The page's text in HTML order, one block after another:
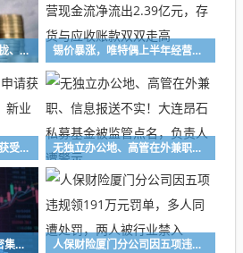
公募权益版图呈现“头部聚拢、中小深耕”格局 百亿级主动权益基金扩容至72只，16家公募主动权益规模突破千亿元 锡价暴涨，唯特偶上半年经营现金流净流出2.39亿元，存货与应收账款双双走高
温州宏丰4.5亿元定增申请获受理：主业高增长背后，新业务仍在亏损爬坡 无独立办公地、高管在外兼职、信息报送不实！大连昂石私募基金被监管点名，负责人遭警示
深市存储产业链相关公司密集释放积极信号，业界看好行业高景气度持续性 人保财险厦门分公司因五项违规领191万元罚单，多人同遭处罚，两人被行业禁入